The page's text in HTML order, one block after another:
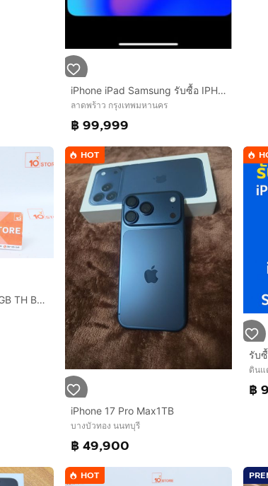
iPhone iPad Samsung รับซื้อ IPHONE 17 PROMAX 16 15,14,13 PROMAX PRO IPAD ทุกรุ่น รับซื้อ SAMSUNG ทุกรุ่น รับซื้อถึงที่ได้เลยครับ ราคาสูงสุด
ลาดพร้าว กรุงเทพมหานคร
฿ 99,999
iPhone 11 Pro Max 256GB TH Batt72
HOT
iPhone 17 Pro Max1TB
บางบัวทอง นนทบุรี
฿ 49,900
ดินแ
฿
HOT